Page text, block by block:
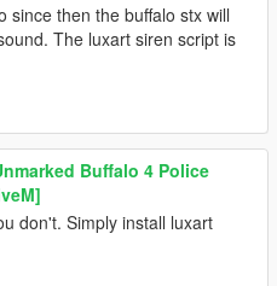
since then the buffalo stx will
The luxart siren script is
Buffalo 4 Police
don't. Simply install luxart